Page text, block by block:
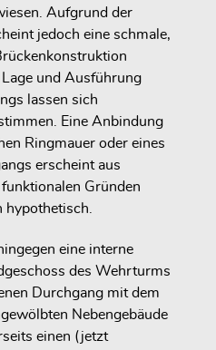
Aufgrund der
jedoch eine schmale,
und Ausführung
lassen sich
Eine Anbindung
Ringmauer oder eines
erscheint aus
Gründen
hypothetisch.
eine interne
des Wehrturms
Durchgang mit dem
Nebengebäude
einen (jetzt